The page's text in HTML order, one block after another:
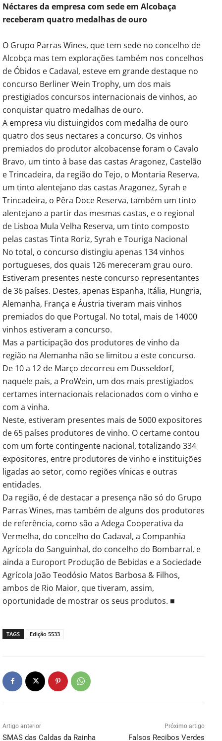
Néctares da empresa com sede em Alcobaça
receberam quatro medalhas de ouro
O Grupo Parras Wines, que tem sede no concelho de
Alcobça mas tem explorações também nos concelhos
de Óbidos e Cadaval, esteve em grande destaque no
concurso Berliner Wein Trophy, um dos mais
prestigiados concursos internacionais de vinhos, ao
conquistar quatro medalhas de ouro.
A empresa viu distuingidos com medalha de ouro
quatro dos seus nectares a concurso. Os vinhos
premiados do produtor alcobacense foram o Cavalo
Bravo, um tinto à base das castas Aragonez, Castelão
e Trincadeira, da região do Tejo, o Montaria Reserva,
um tinto alentejano das castas Aragonez, Syrah e
Trincadeira, o Pêra Doce Reserva, também um tinto
alentejano a partir das mesmas castas, e o regional
de Lisboa Mula Velha Reserva, um tinto composto
pelas castas Tinta Roriz, Syrah e Touriga Nacional
No total, o concurso distingiu apenas 134 vinhos
portugueses, dos quais 126 mereceram grau ouro.
Estiveram presentes neste concurso representantes
de 36 países. Destes, apenas Espanha, Itália, Hungria,
Alemanha, França e Áustria tiveram mais vinhos
premiados do que Portugal. No total, mais de 14000
vinhos estiveram a concurso.
Mas a participação dos produtores de vinho da
região na Alemanha não se limitou a este concurso.
De 10 a 12 de Março decorreu em Dusseldorf,
naquele país, a ProWein, um dos mais prestigiados
certames internacionais relacionados com o vinho e
com a vinha.
Neste, estiveram presentes mais de 5000 expositores
de 65 países produtores de vinho. O certame contou
com um forte contingente nacional, totalizando 334
expositores, entre produtores de vinho e instituições
ligadas ao setor, como regiões vínicas e outras
entidades.
Da região, é de destacar a presença não só do Grupo
Parras Wines, mas também de alguns dos produtores
de referência, como são a Adega Cooperativa da
Vermelha, do concelho do Cadaval, a Companhia
Agrícola do Sanguinhal, do concelho do Bombarral, e
ainda a Europort Produção de Bebidas e a Sociedade
Agrícola João Teodósio Matos Barbosa & Filhos,
ambos de Rio Maior, que tiveram, assim,
oportunidade de mostrar os seus produtos. ■
TAGS Edição 5533
Artigo anterior
SMAS das Caldas da Rainha
Próximo artigo
Falsos Recibos Verdes